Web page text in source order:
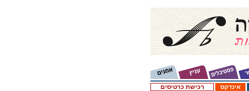
רכישת כרטיסים אינדקס